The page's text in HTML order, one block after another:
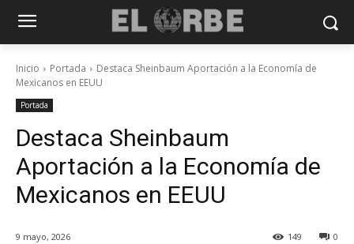
Inicio Portada
Destaca Sheinbaum Aportación a la Economía de
Mexicanos en EEUU
Portada
Destaca Sheinbaum
Aportación a la Economía de
Mexicanos en EEUU
9 mayo, 2026 0
149